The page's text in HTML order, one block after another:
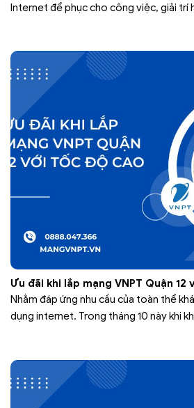
Internet để phục cho công việc, giải trí
vụ nhu cầu…
Ưu đãi khi lắp mạng VNPT Quận
Nhằm đáp ứng nhu cầu của toàn thể
dụng internet. Trong tháng 10 này khi
kết về chất lượng đường truyền…